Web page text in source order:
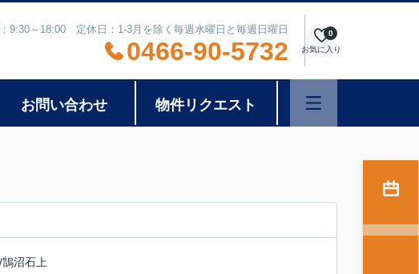
9:30～18:00 定休日：1-3月を除く毎週水曜日と毎週日曜日
0466-90-5732 お気に入り
0
お問い合わせ 物件リクエスト
/鵠沼石上